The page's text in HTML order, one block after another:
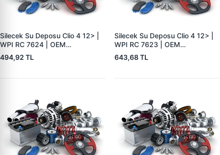
Silecek Su Deposu Clio 4 12> |
WPI RC 7624 | OEM
289104294 R 289107623R
494,92 TL
Silecek Su Deposu Clio 4 12> |
WPI RC 7623 | OEM
289104294 R 289107623R
643,68 TL